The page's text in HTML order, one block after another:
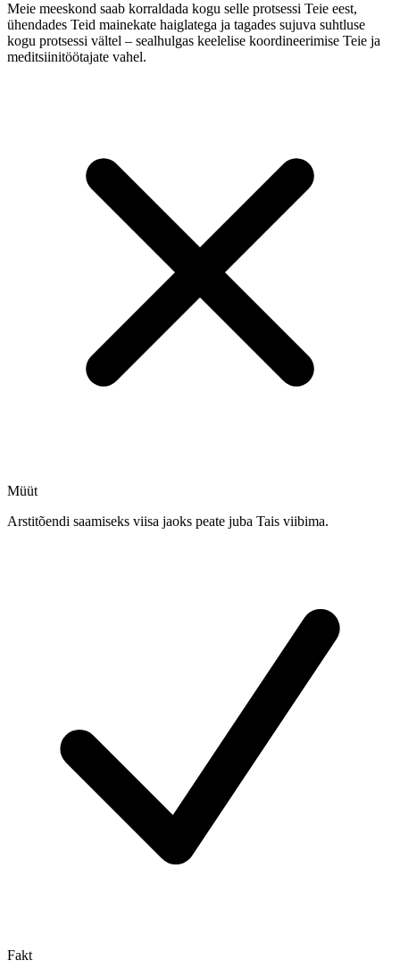
Meie meeskond saab korraldada kogu selle protsessi Teie eest,
ühendades Teid mainekate haiglatega ja tagades sujuva suhtluse
kogu protsessi vältel – sealhulgas keelelise koordineerimise Teie ja
meditsiinitöötajate vahel.
Müüt
Arstitõendi saamiseks viisa jaoks peate juba Tais viibima.
Fakt